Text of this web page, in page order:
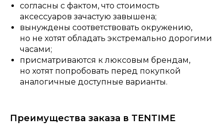
согласны с фактом, что стоимость
аксессуаров зачастую завышена;
вынуждены соответствовать окружению,
но не хотят обладать экстремально дорогими
часами;
присматриваются к люксовым брендам,
но хотят попробовать перед покупкой
аналогичные доступные варианты.
Преимущества заказа в TENTIME